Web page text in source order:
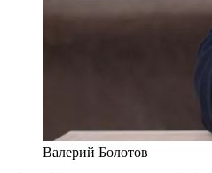
Валерий Болотов